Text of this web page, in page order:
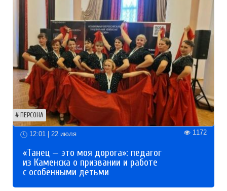
ПЕРСОНА
12:01 | 22 июля 1172
«Танец — это моя дорога»: педагог
из Каменска о призвании и работе
с особенными детьми